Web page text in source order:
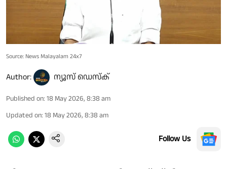
Source: News Malayalam 24x7
Author: ന്യൂസ് ഡെസ്ക്
Published on: 18 May 2026, 8:38 am
Updated on: 18 May 2026, 8:38 am
Follow Us